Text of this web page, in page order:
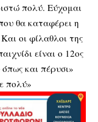
πολύ. Εύχομαι
θα καταφέρει η
οι φίλαθλοι της
είναι ο 12ος
και πέρυσι»
πολύ»